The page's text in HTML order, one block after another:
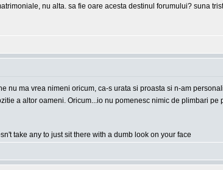
nu alta. sa fie oare acesta destinul forumului? suna
nu ma vrea nimeni oricum, ca-s urata si proasta si n-am
a altor oameni. Oricum...io nu pomenesc nimic de plimbari pe
take any to just sit there with a dumb look on your face